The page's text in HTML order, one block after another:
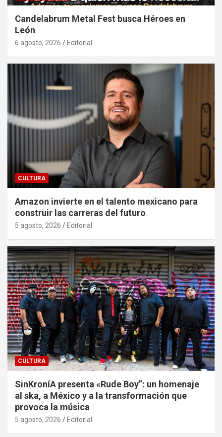
Candelabrum Metal Fest busca Héroes en
León
6 agosto, 2026 Editorial
CULTURA
Amazon invierte en el talento mexicano para
construir las carreras del futuro
5 agosto, 2026 Editorial
CULTURA
SinKroníA presenta «Rude Boy”: un homenaje
al ska, a México y a la transformación que
provoca la música
5 agosto, 2026 Editorial